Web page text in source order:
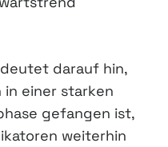
darauf hin,
in einer starken
gefangen ist,
weiterhin